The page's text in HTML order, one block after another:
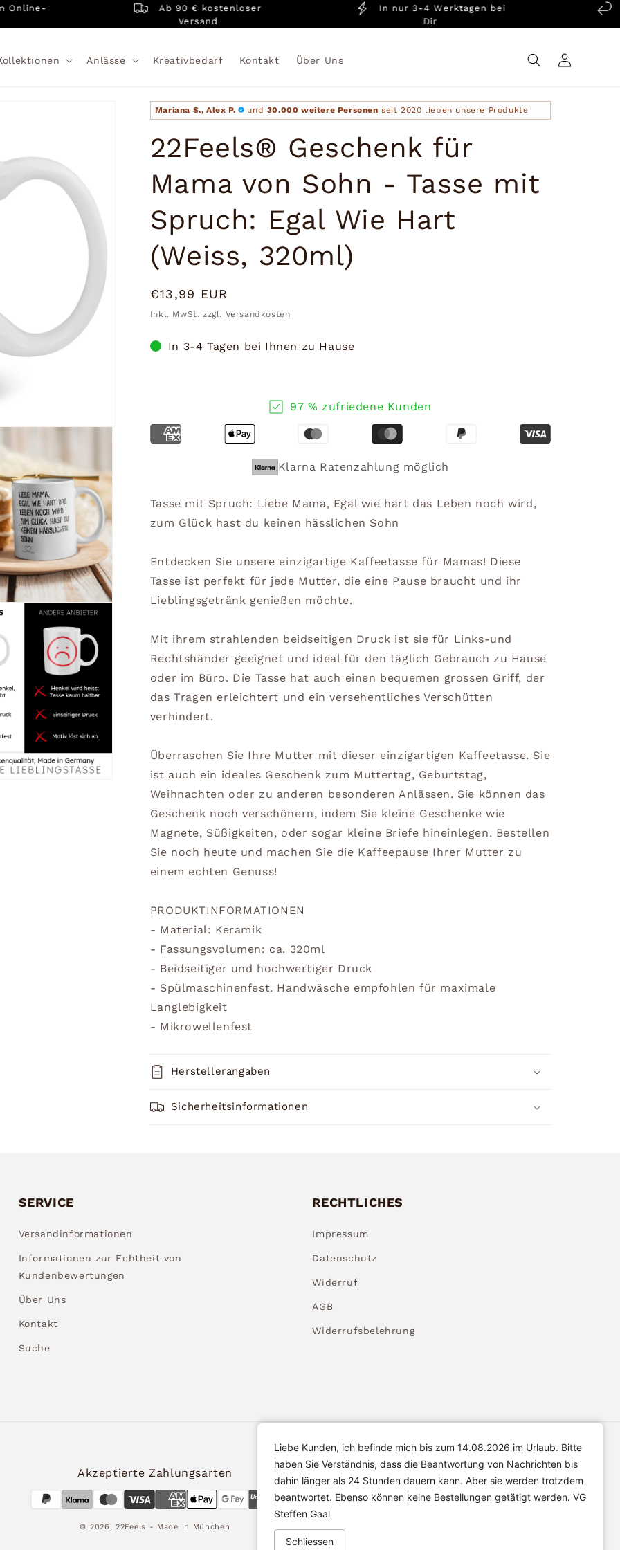
Ab 90 € kostenloser
Versand
In nur 3-4 Werktagen bei
14
Anlässe Kreativbedarf Kontakt Über Uns Einloggen
Mariana S., Alex P. und 30.000 weitere Personen seit 2020 lieben unsere Produkte
22Feels® Geschenk für
Mama von Sohn - Tasse mit
Spruch: Egal Wie Hart
(Weiss, 320ml)
Normaler
Preis
€13,99 EUR
Inkl. MwSt. zzgl. Versandkosten
In 3-4 Tagen bei Ihnen zu Hause
97 % zufriedene Kunden
Klarna Ratenzahlung möglich
Tasse mit Spruch: Liebe Mama, Egal wie hart das Leben noch wird,
zum Glück hast du keinen hässlichen Sohn
Entdecken Sie unsere einzigartige Kaffeetasse für Mamas! Diese
Tasse ist perfekt für jede Mutter, die eine Pause braucht und ihr
Lieblingsgetränk genießen möchte.
Mit ihrem strahlenden beidseitigen Druck ist sie für Links-und
Rechtshänder geeignet und ideal für den täglich Gebrauch zu Hause
oder im Büro. Die Tasse hat auch einen bequemen grossen Griff, der
das Tragen erleichtert und ein versehentliches Verschütten
verhindert.
Überraschen Sie Ihre Mutter mit dieser einzigartigen Kaffeetasse. Sie
ist auch ein ideales Geschenk zum Muttertag, Geburtstag,
Weihnachten oder zu anderen besonderen Anlässen. Sie können das
Geschenk noch verschönern, indem Sie kleine Geschenke wie
Magnete, Süßigkeiten, oder sogar kleine Briefe hineinlegen. Bestellen
Sie noch heute und machen Sie die Kaffeepause Ihrer Mutter zu
einem echten Genuss!
PRODUKTINFORMATIONEN
- Material: Keramik
- Fassungsvolumen: ca. 320ml
- Beidseitiger und hochwertiger Druck
- Spülmaschinenfest. Handwäsche empfohlen für maximale
Langlebigkeit
- Mikrowellenfest
Herstellerangaben
Sicherheitsinformationen
SERVICE
Versandinformationen
Informationen zur Echtheit von
Kundenbewertungen
Über Uns
Kontakt
Suche
RECHTLICHES
Impressum
Datenschutz
Widerruf
AGB
Widerrufsbelehrung
Akzeptierte Zahlungsarten
© 2026,22Feels - Made in München
Liebe Kunden, ich befinde mich bis zum 14.08.2026 im Urlaub. Bitte
haben Sie Verständnis, dass die Beantwortung von Nachrichten bis
dahin länger als 24 Stunden dauern kann. Aber sie werden trotzdem
beantwortet. Ebenso können keine Bestellungen getätigt werden. VG
Steffen Gaal
Schliessen